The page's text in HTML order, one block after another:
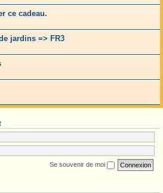
ce cadeau.
jardins => FR3
Se souvenir de moi